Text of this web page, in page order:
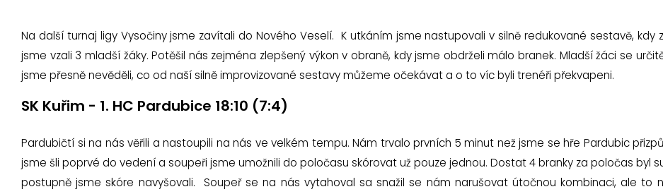
Na další turnaj ligy Vysočiny jsme zavítali do Nového Veselí. K utkáním jsme nastupovali v silně redukované sestavě,
jsme vzali 3 mladší žáky. Potěšil nás zejména zlepšený výkon v obraně, kdy jsme obdrželi málo branek. Mladší žáci se
jsme přesně nevěděli, co od naší silně improvizované sestavy můžeme očekávat a o to víc byli trenéři překvapeni.
SK Kuřim - 1. HC Pardubice 18:10 (7:4)
Pardubičtí si na nás věřili a nastoupili na nás ve velkém tempu. Nám trvalo prvních 5 minut než jsme se hře Pardubic
jsme šli poprvé do vedení a soupeři jsme umožnili do poločasu skórovat už pouze jednou. Dostat 4 branky za poločas byl
postupně jsme skóre navyšovali. Soupeř se na nás vytahoval sa snažil se nám narušovat útočnou kombinaci, ale to